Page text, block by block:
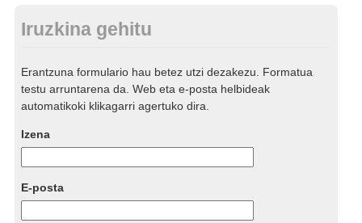
Iruzkina gehitu
Erantzuna formulario hau betez utzi dezakezu. Formatua
testu arruntarena da. Web eta e-posta helbideak
automatikoki klikagarri agertuko dira.
Izena
E-posta